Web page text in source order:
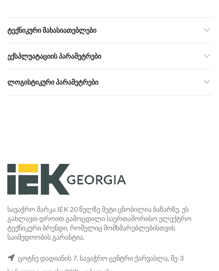
ᲢᲔᲥᲜᲘᲙᲣᲠᲘ ᲛᲐᲮᲐᲡᲘᲐᲗᲔᲑᲚᲔᲑᲘ
ᲔᲥᲡᲞᲚᲣᲐᲢᲐᲪᲘᲘᲡ ᲞᲐᲠᲐᲛᲔᲢᲠᲔᲑᲘ
ᲚᲝᲒᲘᲡᲢᲘᲙᲣᲠᲘ ᲞᲐᲠᲐᲛᲔᲢᲠᲔᲑᲘ
სავაჭრო მარკა IEK 20 წელზე მეტი ცნობილია ბაზარზე. ეს
გახლავთ დროით გამოცდილი საერთაშორისო ელექტრო
ტექნიკური ბრენდი, რომელიც მომხმარებლებისთვის
საიმედოობის გარანტია.
ცოტნე დადიანის 7, სავაჭრო ცენტრი ქარვასლა, მე-3